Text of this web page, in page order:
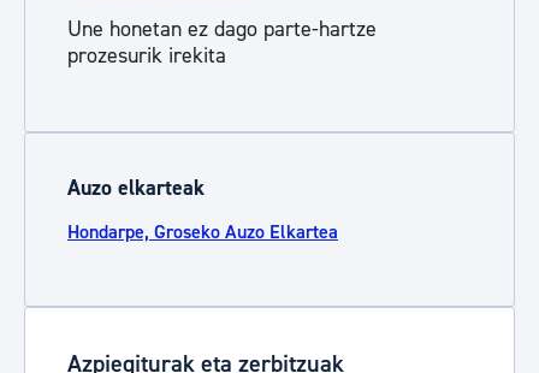
Une honetan ez dago parte-hartze
prozesurik irekita
Auzo elkarteak
Hondarpe, Groseko Auzo Elkartea
Azpiegiturak eta zerbitzuak